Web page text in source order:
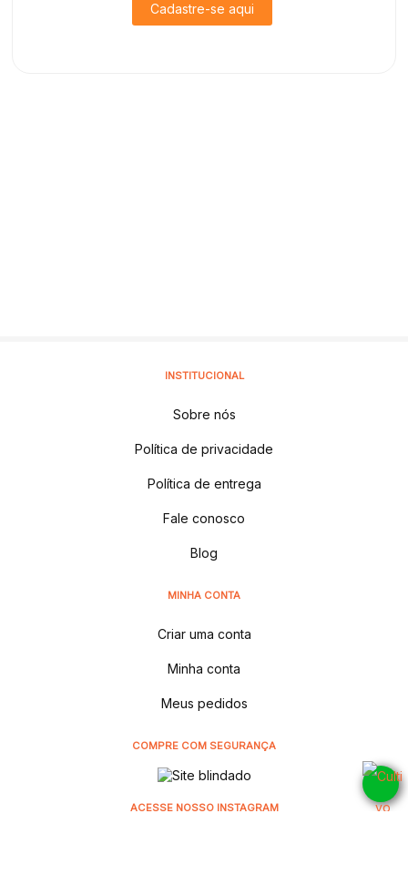
Cadastre-se aqui
INSTITUCIONAL
Sobre nós
Política de privacidade
Política de entrega
Fale conosco
Blog
MINHA CONTA
Criar uma conta
Minha conta
Meus pedidos
COMPRE COM SEGURANÇA
ACESSE NOSSO INSTAGRAM